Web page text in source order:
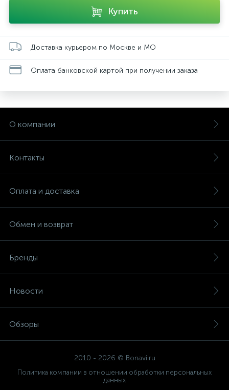
Купить
Доставка курьером по Москве и МО
Оплата банковской картой при получении заказа
О компании
Контакты
Оплата и доставка
Обмен и возврат
Бренды
Новости
Обзоры
2010 - 2026 © Bonavi.ru
Политика компании в отношении обработки персональных
данных